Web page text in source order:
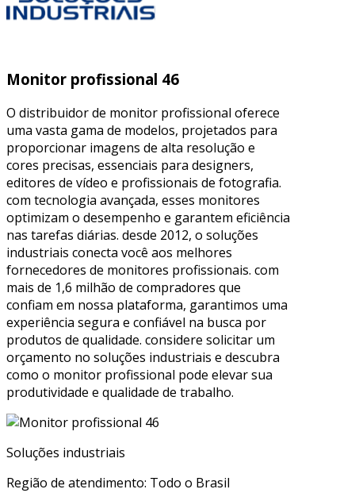
Monitor profissional 46
O distribuidor de monitor profissional oferece
uma vasta gama de modelos, projetados para
proporcionar imagens de alta resolução e
cores precisas, essenciais para designers,
editores de vídeo e profissionais de fotografia.
com tecnologia avançada, esses monitores
optimizam o desempenho e garantem eficiência
nas tarefas diárias. desde 2012, o soluções
industriais conecta você aos melhores
fornecedores de monitores profissionais. com
mais de 1,6 milhão de compradores que
confiam em nossa plataforma, garantimos uma
experiência segura e confiável na busca por
produtos de qualidade. considere solicitar um
orçamento no soluções industriais e descubra
como o monitor profissional pode elevar sua
produtividade e qualidade de trabalho.
Soluções industriais
Região de atendimento: Todo o Brasil